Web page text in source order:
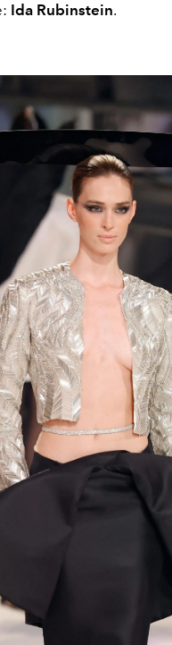
Ida Rubinstein.